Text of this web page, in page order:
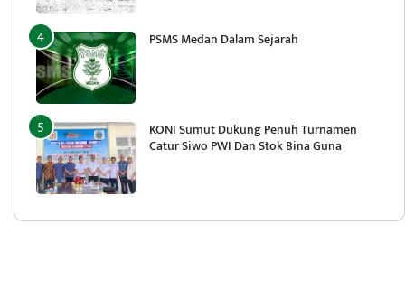
PSMS Medan Dalam Sejarah
KONI Sumut Dukung Penuh Turnamen
Catur Siwo PWI Dan Stok Bina Guna